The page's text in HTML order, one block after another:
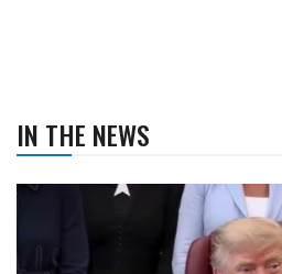
IN THE NEWS